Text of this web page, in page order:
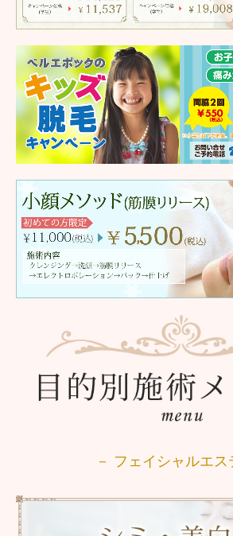
－ フェイシャルエス